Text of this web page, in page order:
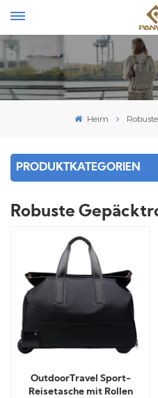
Heim
PRODUKTKATEGORIEN
Robuste
OutdoorTravel Sport-
Reisetasche mit Rollen